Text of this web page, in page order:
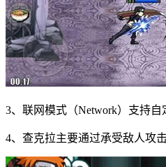
3、联网模式（Network）支持
4、查克拉主要通过承受敌人攻